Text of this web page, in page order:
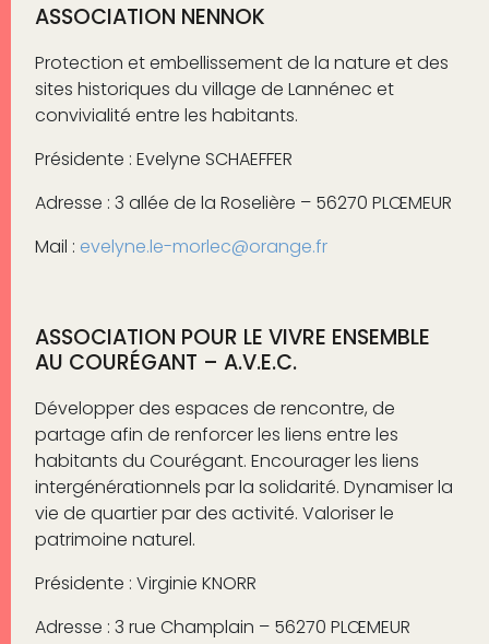
ASSOCIATION NENNOK
Protection et embellissement de la nature et des
sites historiques du village de Lannénec et
convivialité entre les habitants.
Présidente : Evelyne SCHAEFFER
Adresse : 3 allée de la Roselière – 56270 PLŒMEUR
Mail : evelyne.le-morlec@orange.fr
ASSOCIATION POUR LE VIVRE ENSEMBLE
AU COURÉGANT – A.V.E.C.
Développer des espaces de rencontre, de
partage afin de renforcer les liens entre les
habitants du Courégant. Encourager les liens
intergénérationnels par la solidarité. Dynamiser la
vie de quartier par des activité. Valoriser le
patrimoine naturel.
Présidente : Virginie KNORR
Adresse : 3 rue Champlain – 56270 PLŒMEUR